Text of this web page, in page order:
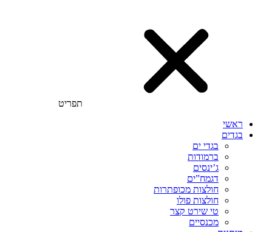
תפריט
ראשי
בגדים
בגדי ים
ברמודות
ג’ינסים
דגמח”ים
חולצות מכופתרות
חולצות פולו
טי שירט קצר
מכנסיים